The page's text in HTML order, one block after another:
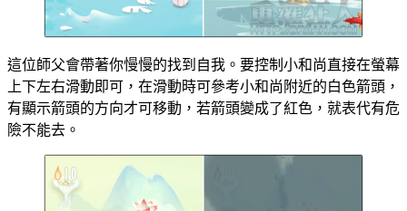
這位師父會帶著你慢慢的找到自我。要控制小和尚直接在螢幕
上下左右滑動即可，在滑動時可參考小和尚附近的白色箭頭，
有顯示箭頭的方向才可移動，若箭頭變成了紅色，就表代有危
險不能去。